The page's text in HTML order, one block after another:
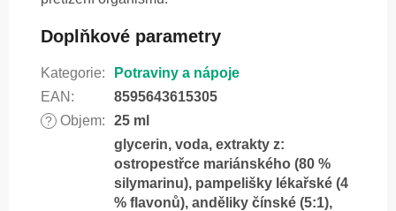
Doplňkové parametry
Kategorie:
Potraviny a nápoje
EAN : 8595643615305
? Objem: 25 ml
glycerin, voda, extrakty z:
ostropestřce mariánského (80 %
silymarinu), pampelišky lékařské (4
% flavonů), anděliky čínské (5:1),